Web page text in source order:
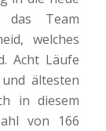
Team
welches
Acht Läufe
ältesten
in diesem
von 166